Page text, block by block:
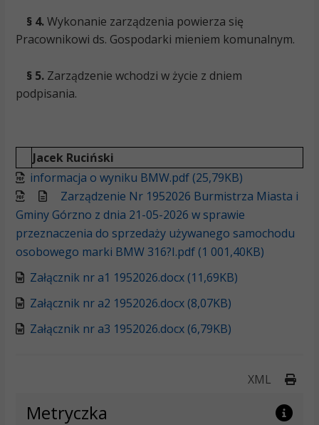
§ 4.Wykonanie zarządzenia powierza się
Pracownikowi ds. Gospodarki mieniem komunalnym.
§ 5.Zarządzenie wchodzi w życie z dniem
podpisania.
Jacek Ruciński
informacja o wyniku BMW.pdf (25,79KB)
Zarządzenie Nr 1952026 Burmistrza Miasta i
Gminy Górzno z dnia 21-05-2026 w sprawie
przeznaczenia do sprzedaży używanego samochodu
osobowego marki BMW 316?I.pdf (1 001,40KB)
Załącznik nr a1 1952026.docx (11,69KB)
Załącznik nr a2 1952026.docx (8,07KB)
Załącznik nr a3 1952026.docx (6,79KB)
XML
Metryczka